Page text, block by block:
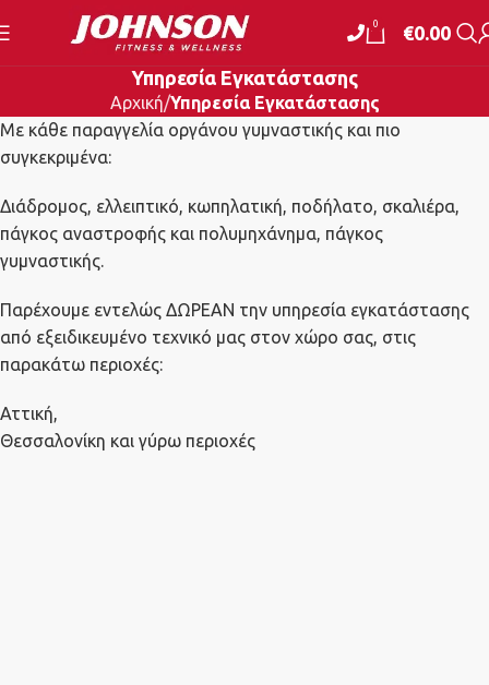
0 €0.00
Υπηρεσία Εγκατάστασης
Αρχική Υπηρεσία Εγκατάστασης
Με κάθε παραγγελία οργάνου γυμναστικής και πιο
συγκεκριμένα:
Διάδρομος, ελλειπτικό, κωπηλατική, ποδήλατο, σκαλιέρα,
πάγκος αναστροφής και πολυμηχάνημα, πάγκος
γυμναστικής.
Παρέχουμε εντελώς ΔΩΡΕΑΝ την υπηρεσία εγκατάστασης
από εξειδικευμένο τεχνικό μας στον χώρο σας, στις
παρακάτω περιοχές:
Αττική,
Θεσσαλονίκη και γύρω περιοχές